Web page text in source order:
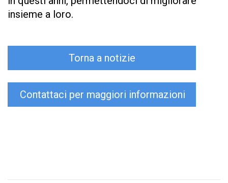
insieme a loro.
Torna a notizie
Contattaci per maggiori informazioni